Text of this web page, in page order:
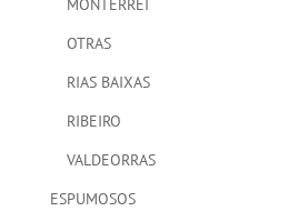
MONTERREI
OTRAS
RIAS BAIXAS
RIBEIRO
VALDEORRAS
ESPUMOSOS